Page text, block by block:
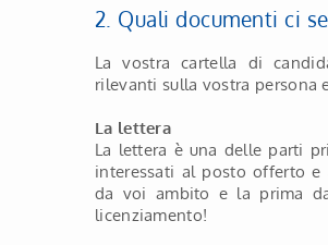
2. Quali documenti ci
La vostra cartella di
rilevanti sulla vostra persona
La lettera
La lettera è una delle parti
interessati al posto offerto
da voi ambito e la prima
licenziamento!